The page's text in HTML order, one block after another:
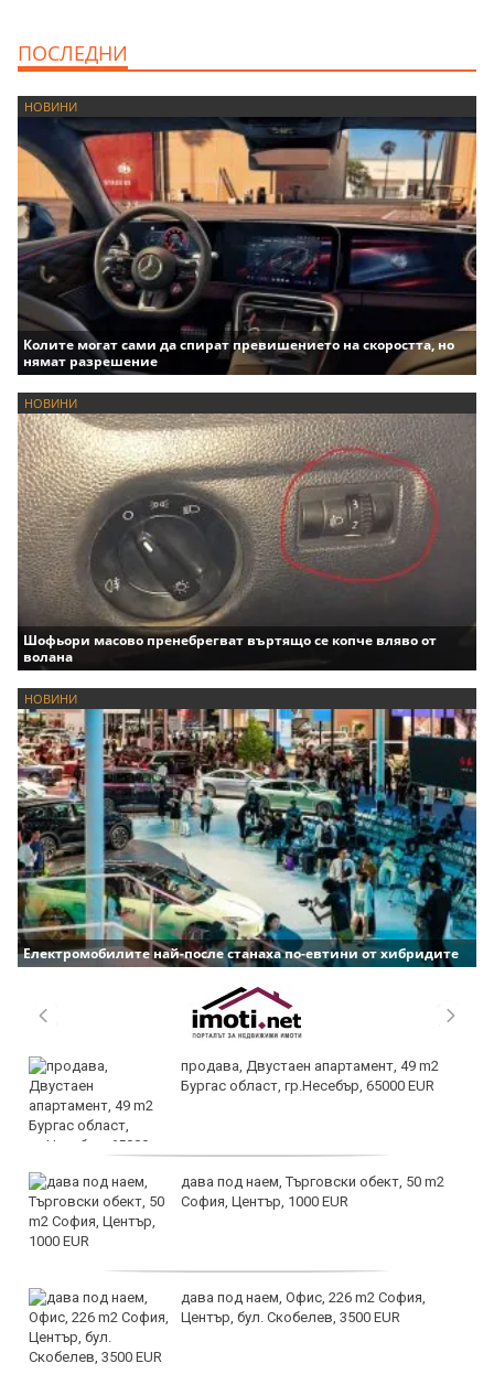
ПОСЛЕДНИ
НОВИНИ
Колите могат сами да спират превишението на скоростта, но
нямат разрешение
НОВИНИ
Шофьори масово пренебрегват въртящо се копче вляво от
волана
НОВИНИ
Електромобилите най-после станаха по-евтини от хибридите
продава, Двустаен апартамент, 49 m2
Бургас област, гр.Несебър, 65000 EUR
дава под наем, Търговски обект, 50 m2
София, Център, 1000 EUR
дава под наем, Офис, 226 m2 София,
Център, бул. Скобелев, 3500 EUR